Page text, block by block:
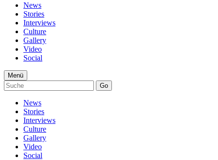
News
Stories
Interviews
Culture
Gallery
Video
Social
Menü
Go
News
Stories
Interviews
Culture
Gallery
Video
Social